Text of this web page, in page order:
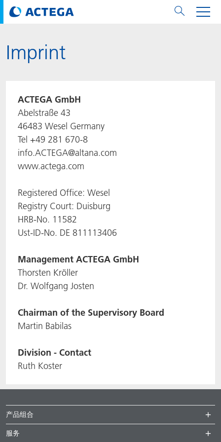
Imprint
ACTEGA GmbH
Abelstraße 43
46483 Wesel Germany
Tel +49 281 670-8
info.ACTEGA@altana.com
www.actega.com
Registered Office: Wesel
Registry Court: Duisburg
HRB-No. 11582
Ust-ID-No. DE 811113406
Management ACTEGA GmbH
Thorsten Kröller
Dr. Wolfgang Josten
Chairman of the Supervisory Board
Martin Babilas
Division - Contact
Ruth Koster
产品组合
服务
用纸张和纸板
用纸张和纸板
油墨
粘合剂
用于软包装和铝箔
油墨
粘合剂
对于标签
对于标签
油墨
粘合剂
用于金属包装和封口
用于金属包装和封口
密封胶
油墨
密封垫片粒料
Technologies
Technologies
ECOLEAF®
ROTARflow
Signite®
品牌
ACTEbond
ACTEcoat
ACTEseal
ACTExact
ACTGreen
ACTNext
BlisterKote
FoodClass
FoodSafe
PakSafe
PROVALIN
WESSCO
服务
涂料用量计算器
知识
线上问题解决
印样
白皮书
可持续性
循环经济
体系认证
安全有序
解决方案
可持续发展法规
PPWR
我们一起行动
Bees at ACTEGA
ACTEGA Bag
FAQ
关于阿塔卡
Management Team
品牌承诺
业务线
软包业务部
纸品业务部
职业生涯
公司介绍
公司介绍
ACTEGA Do Brasil
ACTEGA Foshan
ACTEGA GmbH
ACTEGA Metal Print
ACTEGA North America
ACTEGA Rhenacoat
ACTEGA Schmid Rhyner
新闻与活动
展会与活动
年新闻发布
Newsletter
社会媒体
联系媒介公关
English
Français
Chinese
Portuguese
欧洲、中东和非洲 (EMEA)
大中华区
北美州
南美州